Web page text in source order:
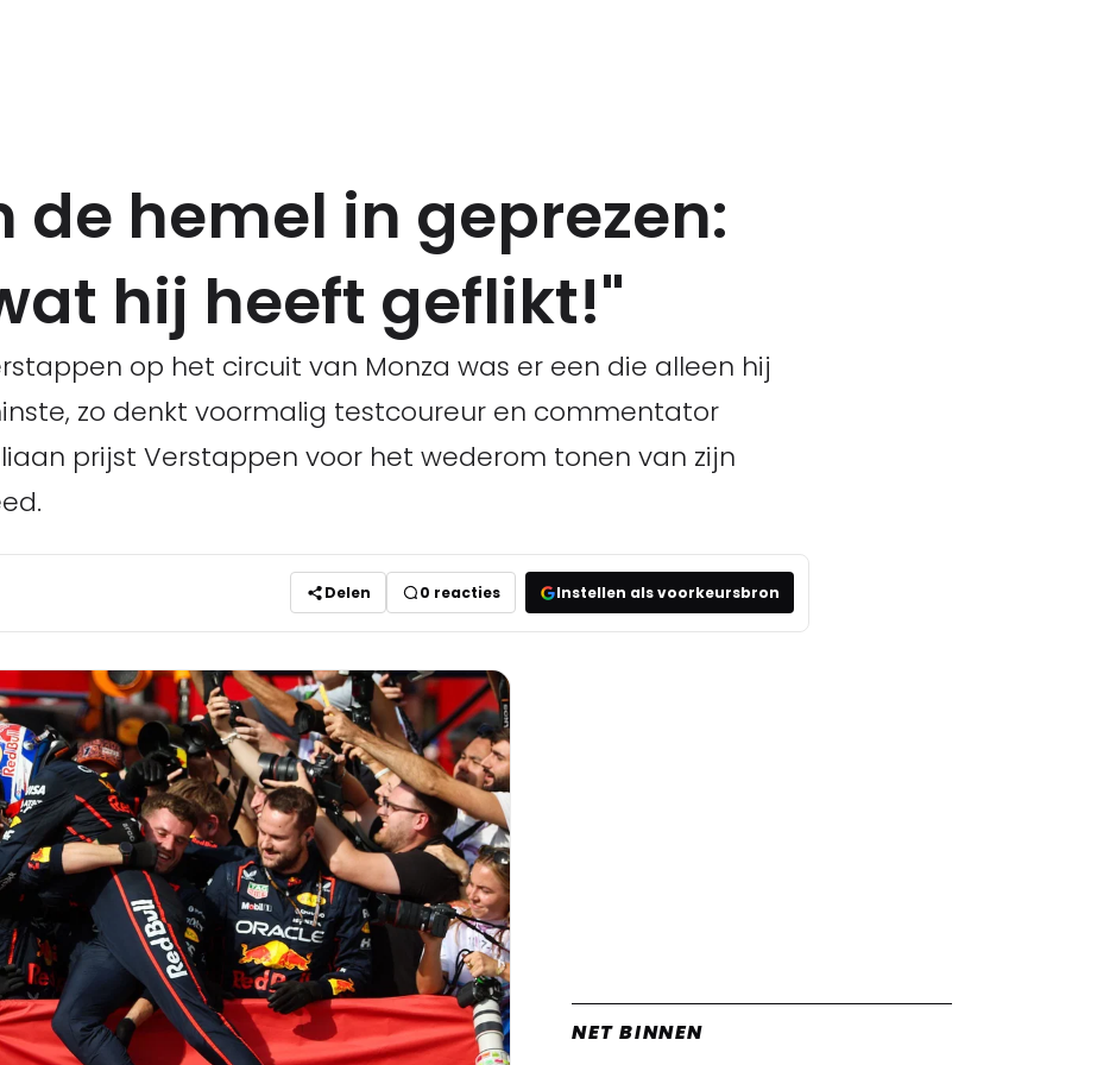
de hemel in geprezen:
hij heeft geflikt!"
op het circuit van Monza was er een die alleen hij
zo denkt voormalig testcoureur en commentator
prijst Verstappen voor het wederom tonen van zijn
Delen 0 reacties Instellen als voorkeursbron
NET BINNEN